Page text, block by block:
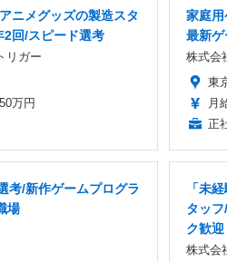
ニメグッズの製造スタ
2回/スピード選考
リガー
万円
家庭
最新
株式会
東
月
正
考/新作ゲームプログラ
場
「未
タッ
ク歓迎
株式会